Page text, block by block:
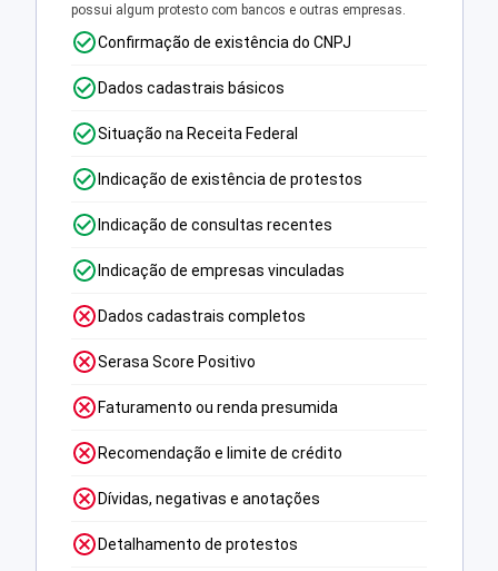
possui algum protesto com bancos e outras empresas.
Confirmação de existência do CNPJ
Dados cadastrais básicos
Situação na Receita Federal
Indicação de existência de protestos
Indicação de consultas recentes
Indicação de empresas vinculadas
Dados cadastrais completos
Serasa Score Positivo
Faturamento ou renda presumida
Recomendação e limite de crédito
Dívidas, negativas e anotações
Detalhamento de protestos